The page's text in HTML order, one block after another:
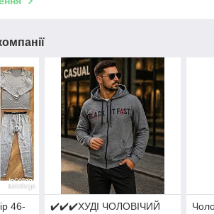
46-
✔️✔️✔️ХУДІ ЧОЛОВІЧИЙ